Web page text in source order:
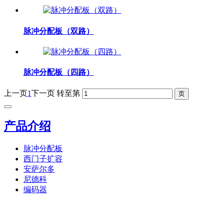
脉冲分配板（双路）
脉冲分配板（四路）
上一页1下一页 转至第
产品介绍
脉冲分配板
西门子扩容
安萨尔多
尼德科
编码器